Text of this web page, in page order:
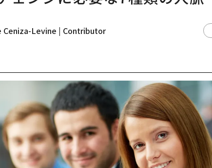
Ceniza-Levine | Contributor